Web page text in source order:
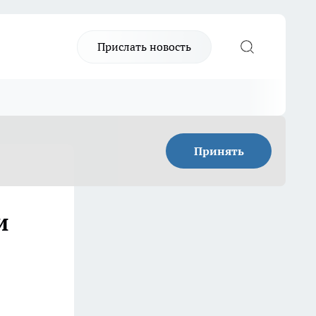
Прислать новость
Принять